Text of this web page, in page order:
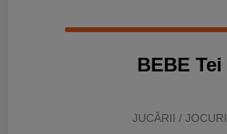
BEBE Tei
JUCĂRII / JOCURI